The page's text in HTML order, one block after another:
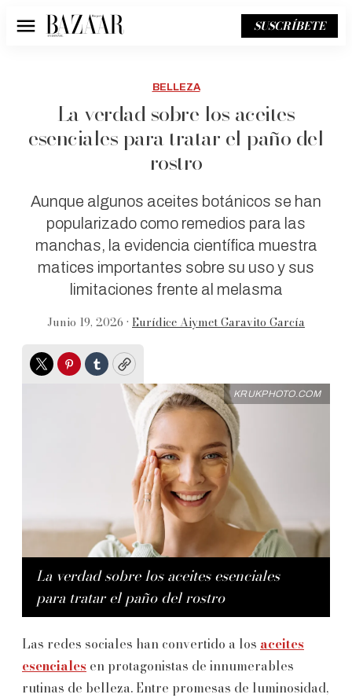
Menú SUSCRÍBETE
BELLEZA
La verdad sobre los aceites
esenciales para tratar el paño del
rostro
Aunque algunos aceites botánicos se han
popularizado como remedios para las
manchas, la evidencia científica muestra
matices importantes sobre su uso y sus
limitaciones frente al melasma
Junio 19, 2026 • Eurídice Aiymet Garavito García
TwitterPinterest
TumblrCopy
La verdad sobre los aceites esenciales
para tratar el paño del rostro
KRUKPHOTO.COM
Las redes sociales han convertido a los aceites
esenciales en protagonistas de innumerables
rutinas de belleza. Entre promesas de luminosidad,